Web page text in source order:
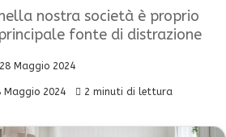
nostra società è proprio
fonte di distrazione
28 Maggio 2024
2024 2 minuti di lettura